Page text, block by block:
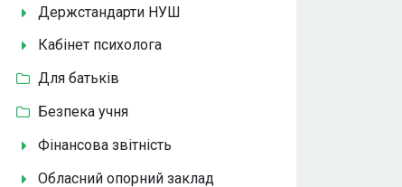
Держстандарти НУШ
Кабінет психолога
Для батьків
Безпека учня
Фінансова звітність
Обласний опорний заклад